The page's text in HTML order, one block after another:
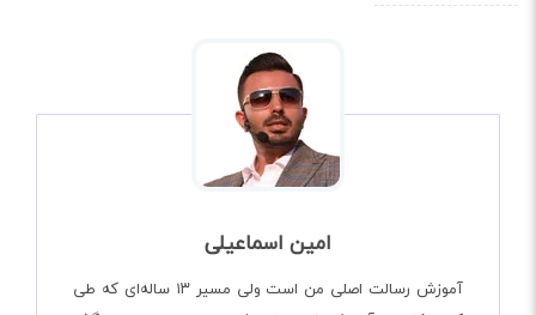
امین اسماعیلی
آموزش رسالت اصلی من است ولی مسیر ۱۳ ساله‌ای که طی